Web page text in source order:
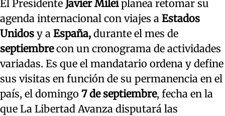
El Presidente Javier Mileiplanea retomar su
agenda internacional con viajes a Estados
Unidos y a España, durante el mes de
septiembrecon un cronograma de actividades
variadas. Es que el mandatario ordena y define
sus visitas en función de su permanencia en el
país, el domingo 7 de septiembre, fecha en la
que La Libertad Avanza disputará las